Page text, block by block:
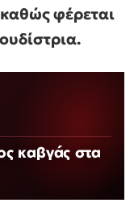
φέρεται
καβγάς στα